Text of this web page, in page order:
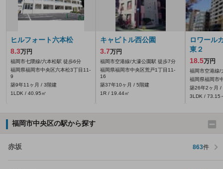
ヒルフォート六本松
8.3万円
福岡市七隈線/六本松駅 徒歩6分
福岡県福岡市中央区六本松3丁目11-
9
築9年11ヶ月 / 3階建
1LDK / 40.95㎡
キャピトル西公園
3.7万円
福岡市空港線/大濠公園駅 徒歩7分
福岡県福岡市中央区荒戸1丁目11-
16
築37年10ヶ月 / 5階建
1R / 19.44㎡
ロワール
東２
18.5万円
福岡市空港線/
福岡県福岡市
築26年2ヶ月 /
3LDK / 73.15
福岡市中央区の駅から探す
赤坂 863件